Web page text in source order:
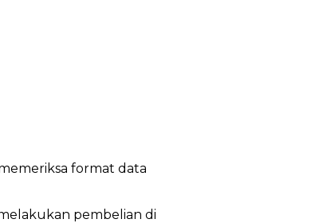
format data
pembelian di